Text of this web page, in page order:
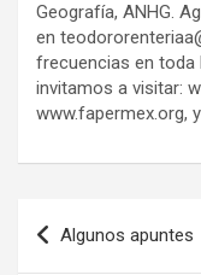
Geografía, ANHG.
en
frecuencias en toda
invitamos a visitar:
www.fapermex.org,
Navegación
de
Algunos apuntes